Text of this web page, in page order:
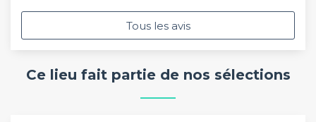
Tous les avis
Ce lieu fait partie de nos sélections